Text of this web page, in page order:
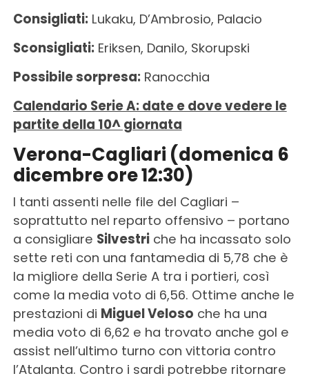
Consigliati:Lukaku, D’Ambrosio, Palacio
Sconsigliati:Eriksen, Danilo, Skorupski
Possibile sorpresa:Ranocchia
Calendario Serie A: date e dove vedere le
partite della 10^ giornata
Verona-Cagliari (domenica 6
dicembre ore 12:30)
I tanti assenti nelle file del Cagliari –
soprattutto nel reparto offensivo – portano
a consigliare Silvestriche ha incassato solo
sette reti con una fantamedia di 5,78 che è
la migliore della Serie A tra i portieri, così
come la media voto di 6,56. Ottime anche le
prestazioni di Miguel Veloso che ha una
media voto di 6,62 e ha trovato anche gol e
assist nell’ultimo turno con vittoria contro
l’Atalanta. Contro i sardi potrebbe ritornare